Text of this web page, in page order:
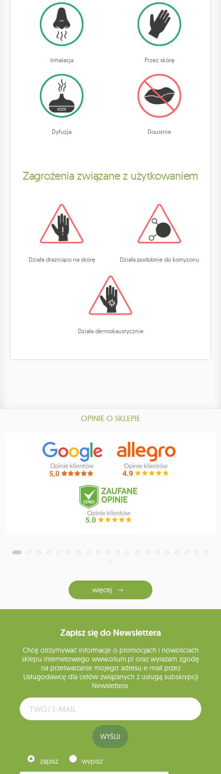
Inhalacja Przez skórę
Dyfuzja Doustnie
Zagrożenia związane z użytkowaniem
Działa drażniąco na skórę Działa podobnie do kortyzonu
Działa dermokaustycznie
OPINIE O SKLEPIE
więcej
Zapisz się do Newslettera
Chcę otrzymywać informacje o promocjach i nowościach
sklepu internetowego www.olium.pl oraz wyrażam zgodę
na przetwarzanie mojego adresu e-mail przez
Usługodawcę dla celów związanych z usługą subskrypcji
Newslettera.
WYŚLIJ
zapisz wypisz